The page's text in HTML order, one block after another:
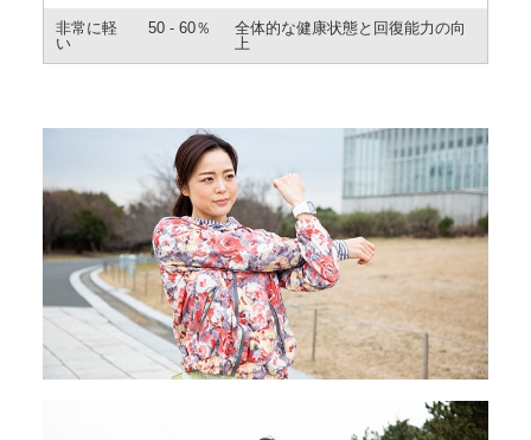
非常に軽
い
50 ‐ 60％
全体的な健康状態と回復能力の向
上